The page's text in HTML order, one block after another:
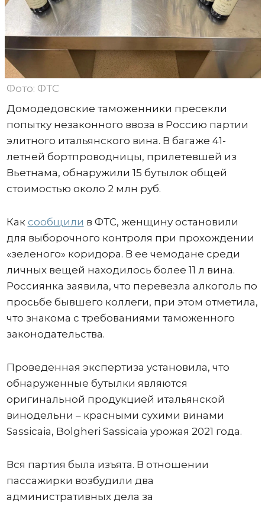
Фото: ФТС
Домодедовские таможенники пресекли
попытку незаконного ввоза в Россию партии
элитного итальянского вина. В багаже 41-
летней бортпроводницы, прилетевшей из
Вьетнама, обнаружили 15 бутылок общей
стоимостью около 2 млн руб.
Как сообщили в ФТС, женщину остановили
для выборочного контроля при прохождении
«зеленого» коридора. В ее чемодане среди
личных вещей находилось более 11 л вина.
Россиянка заявила, что перевезла алкоголь по
просьбе бывшего коллеги, при этом отметила,
что знакома с требованиями таможенного
законодательства.
Проведенная экспертиза установила, что
обнаруженные бутылки являются
оригинальной продукцией итальянской
винодельни – красными сухими винами
Sassicaia, Bolgheri Sassicaia урожая 2021 года.
Вся партия была изъята. В отношении
пассажирки возбудили два
административных дела за